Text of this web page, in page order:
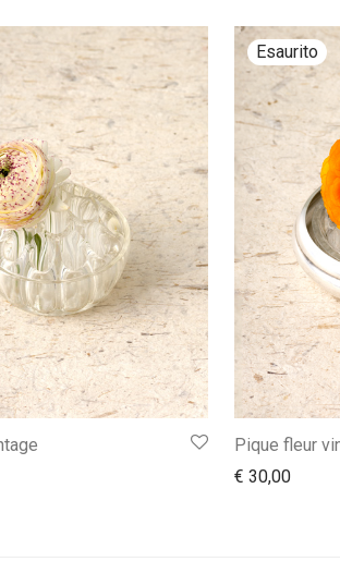
Pique fleur
€ 30,00